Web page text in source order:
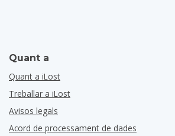
Quant a
Quant a iLost
Treballar a iLost
Avisos legals
Acord de processament de dades